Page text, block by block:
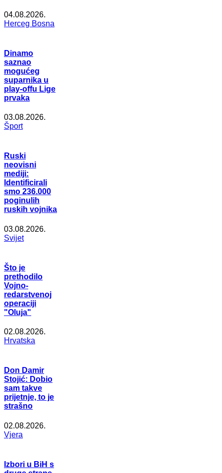
04.08.2026.
Herceg Bosna
Dinamo
saznao
mogućeg
suparnika u
play-offu Lige
prvaka
03.08.2026.
Šport
Ruski
neovisni
mediji:
Identificirali
smo 236.000
poginulih
ruskih vojnika
03.08.2026.
Svijet
Što je
prethodilo
Vojno-
redarstvenoj
operaciji
"Oluja"
02.08.2026.
Hrvatska
Don Damir
Stojić: Dobio
sam takve
prijetnje, to je
strašno
02.08.2026.
Vjera
Izbori u BiH s